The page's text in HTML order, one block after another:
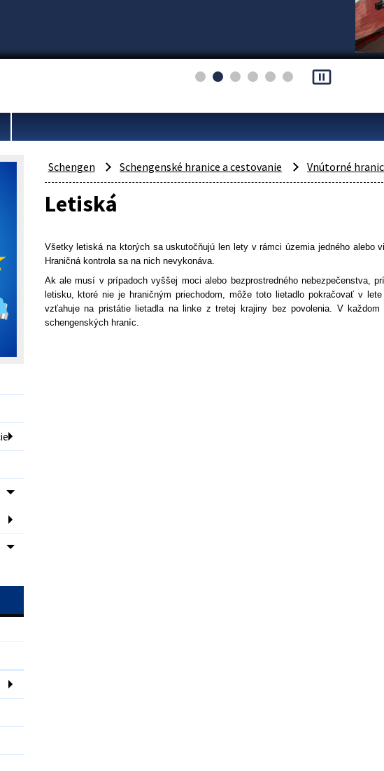
pause_presentation
Schengen Schengenské hranice a cestovanie Vnútorné
Letiská
Všetky letiská na ktorých sa uskutočňujú len lety v rámci územia jedného alebo
Hraničná kontrola sa na nich nevykonáva.
Ak ale musí v prípadoch vyššej moci alebo bezprostredného nebezpečenstva,
letisku, ktoré nie je hraničným priechodom, môže toto lietadlo pokračovať v
vzťahuje na pristátie lietadla na linke z tretej krajiny bez povolenia. V
schengenských hraníc.